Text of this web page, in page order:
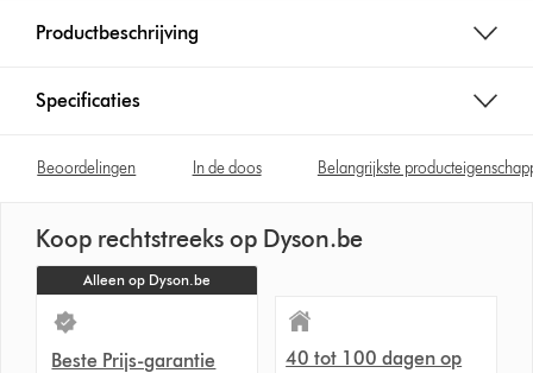
Productbeschrijving
Specificaties
Beoordelingen In de doos Belangrijkste
Koop rechtstreeks op Dyson.be
Alleen op Dyson.be
Beste Prijs-garantie
40 tot 100 dagen op